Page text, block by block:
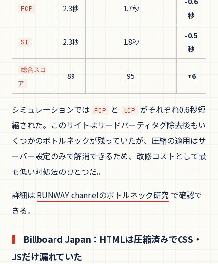
FCP 2.3秒 1.7秒
秒
SI 2.3秒 1.8秒
-0.5
秒
総合スコ
ア
89 95 +6
シミュレーションでは FCP と LCP
がそれぞれ0.6秒短
縮された。このサイトはサードパーティタグ除去後もい
くつかのボトルネックが残っていたが、圧縮の適用はサ
ーバー設定のみで解消できるため、改修コストとして最
も低い対処法のひとつだ。
詳細は RUNWAY channelのボトルネック研究 で確認で
きる。
Billboard Japan：HTMLは圧縮済みでCSS・
JSだけ漏れていた